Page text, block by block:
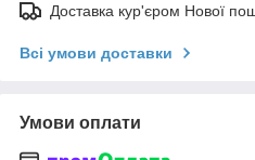
Доставка кур'єром Нової
Всі умови доставки
Умови оплати